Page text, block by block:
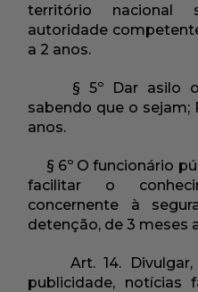
território nacional
autoridade
a 2 anos.
§ 5º Dar asilo ou
sabendo que o sejam;
anos.
§ 6º O funcionário
facilitar o
concernente à
detenção, de 3 meses
Art. 14. Divulgar,
publicidade, notícias